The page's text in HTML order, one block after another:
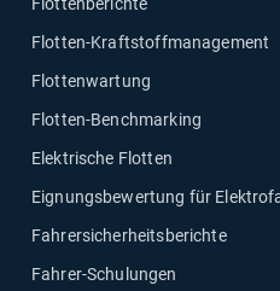
Flottenberichte
Flotten-Kraftstoffmanagement
Flottenwartung
Flotten-Benchmarking
Elektrische Flotten
Eignungsbewertung für
Fahrersicherheitsberichte
Fahrer-Schulungen